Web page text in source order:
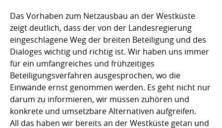
Das Vorhaben zum Netzausbau an der Westküste
zeigt deutlich, dass der von der Landesregierung
eingeschlagene Weg der breiten Beteiligung und des
Dialoges wichtig und richtig ist. Wir haben uns immer
für ein umfangreiches und frühzeitiges
Beteiligungsverfahren ausgesprochen, wo die
Einwände ernst genommen werden. Es geht nicht nur
darum zu informieren, wir müssen zuhören und
konkrete und umsetzbare Alternativen aufgreifen.
All das haben wir bereits an der Westküste getan und